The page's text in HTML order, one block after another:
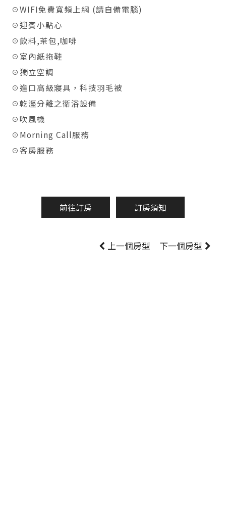
☉WIFI免費寬頻上網 (請自備電腦)
☉迎賓小點心
☉飲料,茶包,咖啡
☉室內紙拖鞋
☉獨立空調
☉進口高級寢具，科技羽毛被
☉乾溼分離之衛浴設備
☉吹風機
☉Morning Call服務
☉客房服務
前往訂房 訂房須知
上一個房型 下一個房型